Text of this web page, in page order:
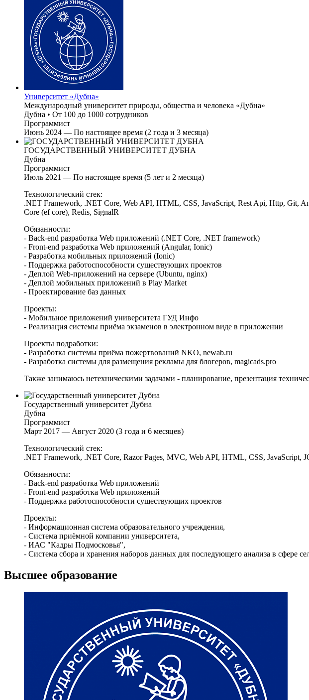
Университет «Дубна»
Международный университет природы, общества и человека «Дубна»
Дубна • От 100 до 1000 сотрудников
Программист
Июнь 2024 — По настоящее время (2 года и 3 месяца)
ГОСУДАРСТВЕННЫЙ УНИВЕРСИТЕТ ДУБНА
Дубна
Программист
Июль 2021 — По настоящее время (5 лет и 2 месяца)
Технологический стек:
.NET Framework, .NET Core, Web API, HTML, CSS, JavaScript, Rest Api, Http, Git,
Core (ef core), Redis, SignalR
Обязанности:
- Back-end разработка Web приложений (.NET Core, .NET framework)
- Front-end разработка Web приложений (Angular, Ionic)
- Разработка мобильных приложений (Ionic)
- Поддержка работоспособности существующих проектов
- Деплой Web-приложений на сервере (Ubuntu, nginx)
- Деплой мобильных приложений в Play Market
- Проектирование баз данных
Проекты:
- Мобильное приложений университета ГУД Инфо
- Реализация системы приёма экзаменов в электронном виде в приложении
Проекты подработки:
- Разработка системы приёма пожертвований NKO, newab.ru
- Разработка системы для размещения рекламы для блогеров, magicads.pro
Также занимаюсь нетехническими задачами - планирование, презентация
Государственный университет Дубна
Дубна
Программист
Март 2017 — Август 2020 (3 года и 6 месяцев)
Технологический стек:
.NET Framework, .NET Core, Razor Pages, MVC, Web API, HTML, CSS, JavaScript,
Обязанности:
- Back-end разработка Web приложений
- Front-end разработка Web приложений
- Поддержка работоспособности существующих проектов
Проекты:
- Информационная система образовательного учреждения,
- Система приёмной компании университета,
- ИАС "Кадры Подмосковья",
- Система сбора и хранения наборов данных для последующего анализа в сфере
Высшее образование